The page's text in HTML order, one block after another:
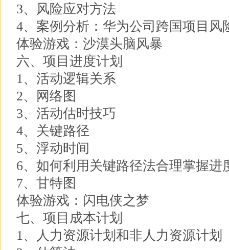
3、风险应对方法
4、案例分析：华为公司跨国项目风
体验游戏：沙漠头脑风暴
六、项目进度计划
1、活动逻辑关系
2、网络图
3、活动估时技巧
4、关键路径
5、浮动时间
6、如何利用关键路径法合理掌握进
7、甘特图
体验游戏：闪电侠之梦
七、项目成本计划
1、人力资源计划和非人力资源计划